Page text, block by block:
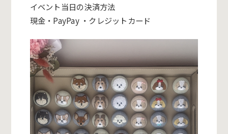
イベント当日の決済方法
現金・PayPay ・クレジットカード